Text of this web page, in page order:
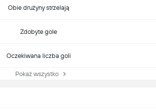
Obie drużyny strzelają
Zdobyte gole
Oczekiwana liczba goli
Pokaż wszystko